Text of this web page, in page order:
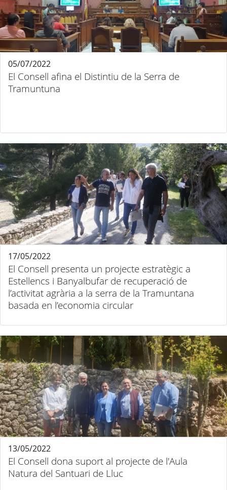
El Consell afina el Distintiu de la Serra de
Tramuntuna
05/07/2022
El Consell presenta un projecte estratègic a
Estellencs i Banyalbufar de recuperació de
l’activitat agrària a la serra de la Tramuntana
basada en l’economia circular
17/05/2022
El Consell dona suport al projecte de l'Aula
Natura del Santuari de Lluc
13/05/2022